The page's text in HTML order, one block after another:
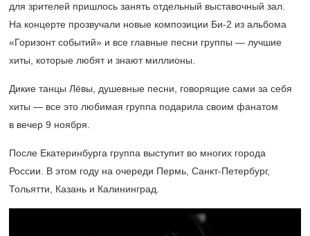
для зрителей пришлось занять отдельный выставочный зал.
На концерте прозвучали новые композиции Би-2 из альбома
«Горизонт событий» и все главные песни группы — лучшие
хиты, которые любят и знают миллионы.
Дикие танцы Лёвы, душевные песни, говорящие сами за себя
хиты — все это любимая группа подарила своим фанатом
в вечер 9 ноября.
После Екатеринбурга группа выступит во многих города
России. В этом году на очереди Пермь, Санкт-Петербург,
Тольятти, Казань и Калининград.